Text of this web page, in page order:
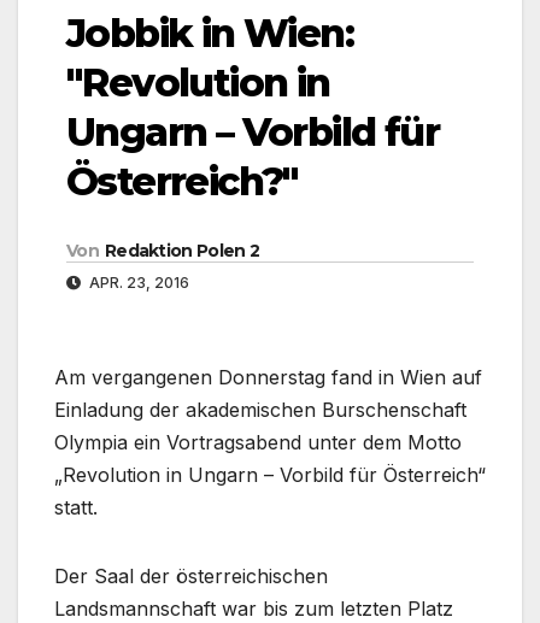
Jobbik in Wien:
"Revolution in
Ungarn – Vorbild für
Österreich?"
Von Redaktion Polen 2
APR. 23, 2016
Am vergangenen Donnerstag fand in Wien auf
Einladung der akademischen Burschenschaft
Olympia ein Vortragsabend unter dem Motto
„Revolution in Ungarn – Vorbild für Österreich“
statt.
Der Saal der österreichischen
Landsmannschaft war bis zum letzten Platz